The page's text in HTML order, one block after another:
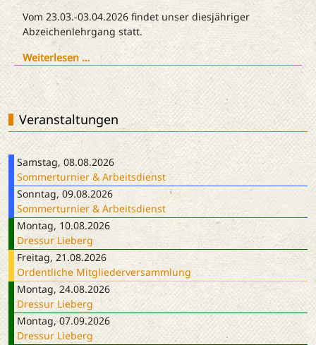
Vom 23.03.-03.04.2026 findet unser diesjähriger
Abzeichenlehrgang statt.
Weiterlesen …
Veranstaltungen
Samstag, 08.08.2026
Sommerturnier & Arbeitsdienst
Sonntag, 09.08.2026
Sommerturnier & Arbeitsdienst
Montag, 10.08.2026
Dressur Lieberg
Freitag, 21.08.2026
Ordentliche Mitgliederversammlung
Montag, 24.08.2026
Dressur Lieberg
Montag, 07.09.2026
Dressur Lieberg